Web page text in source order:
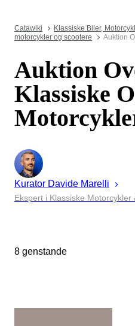
Catawiki Klassiske Biler,
motorcykler og scootere
Auktion
Auktion
Klassiske
Kurator Davide Marelli
Ekspert i Klassiske Motorcykler
8 genstande